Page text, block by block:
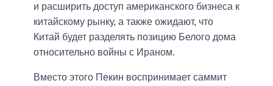
и расширить доступ американского бизнеса к
китайскому рынку, а также ожидают, что
Китай будет разделять позицию Белого дома
относительно войны с Ираном.
Вместо этого Пекин воспринимает саммит